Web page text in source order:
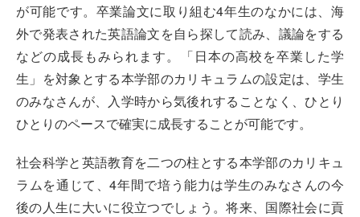
が可能です。卒業論文に取り組む4年生のなかには、海
外で発表された英語論文を自ら探して読み、議論をする
などの成長もみられます。「日本の高校を卒業した学
生」を対象とする本学部のカリキュラムの設定は、学生
のみなさんが、入学時から気後れすることなく、ひとり
ひとりのペースで確実に成長することが可能です。
社会科学と英語教育を二つの柱とする本学部のカリキュ
ラムを通じて、4年間で培う能力は学生のみなさんの今
後の人生に大いに役立つでしょう。将来、国際社会に貢